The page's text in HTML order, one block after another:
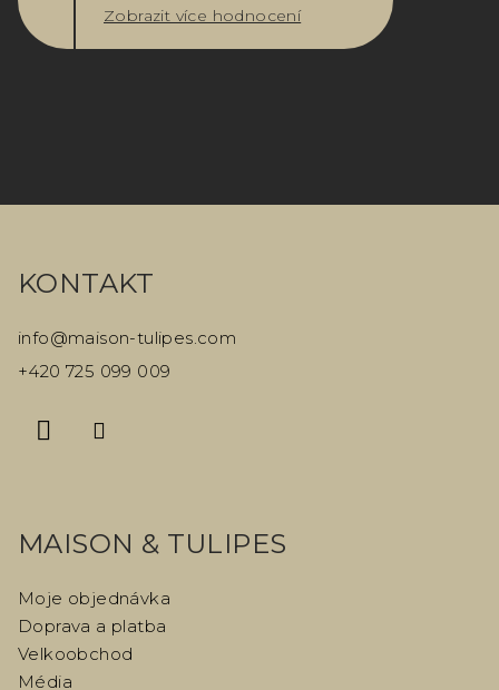
Zobrazit více hodnocení
KONTAKT
info@maison-tulipes.com
+420 725 099 009
MAISON & TULIPES
Moje objednávka
Doprava a platba
Velkoobchod
Média